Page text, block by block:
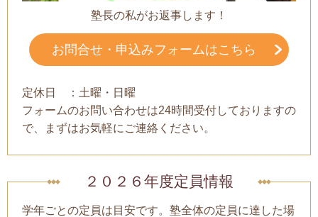
塾長の私がお返事します！
お問合せ・申込みフォームはこちら
定休日 ：土曜・日曜
フォームのお問い合わせは24時間受付しておりますの
で、まずはお気軽にご連絡ください。
２０２６年度定員情報
学年ごとの定員は目安です。塾全体の定員に達した場